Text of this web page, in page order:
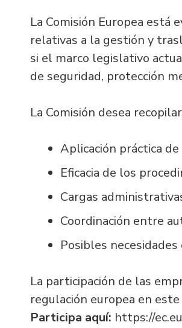
La Comisión Europea está
relativas a la gestión y
si el marco legislativo
de seguridad, protección
La Comisión desea
Aplicación práctica
Eficacia de los
Cargas
Coordinación entre
Posibles
La participación de las
regulación europea en
Participa aquí: https://